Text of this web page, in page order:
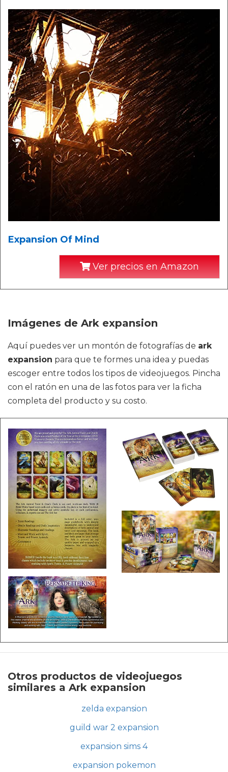
Expansion Of Mind
Ver precios en Amazon
Imágenes de Ark expansion
Aquí puedes ver un montón de fotografías de ark
expansion para que te formes una idea y puedas
escoger entre todos los tipos de videojuegos. Pincha
con el ratón en una de las fotos para ver la ficha
completa del producto y su costo.
Otros productos de videojuegos
similares a Ark expansion
zelda expansion
guild war 2 expansion
expansion sims 4
expansion pokemon